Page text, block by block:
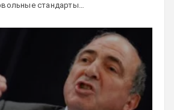
стандарты…